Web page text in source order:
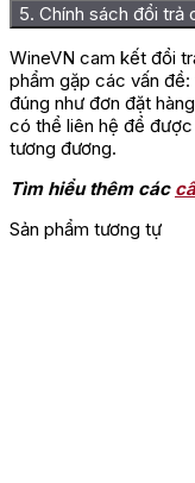
5. Chính sách đổi trả
WineVN cam kết đổi
phẩm gặp các vấn
đúng như đơn đặt
có thể liên hệ để
tương đương.
Tìm hiểu thêm các
Sản phẩm tương tự